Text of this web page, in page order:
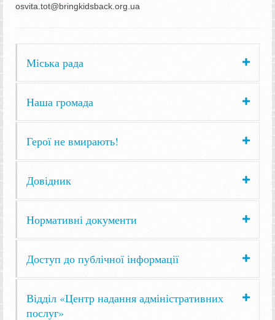
osvita.tot@bringkidsback.org.ua
Міська рада
Наша громада
Герої не вмирають!
Довідник
Нормативні документи
Доступ до публічної інформації
Відділ «Центр надання адміністративних
послуг»